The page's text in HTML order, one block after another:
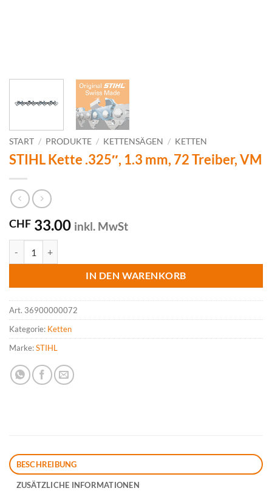
START / PRODUKTE / KETTENSÄGEN / KETTEN
STIHL Kette .325″, 1.3 mm, 72 Treiber, VM
CHF 33.00 inkl. MwSt
IN DEN WARENKORB
Art. 36900000072
Kategorie: Ketten
Marke:STIHL
BESCHREIBUNG
ZUSÄTZLICHE INFORMATIONEN